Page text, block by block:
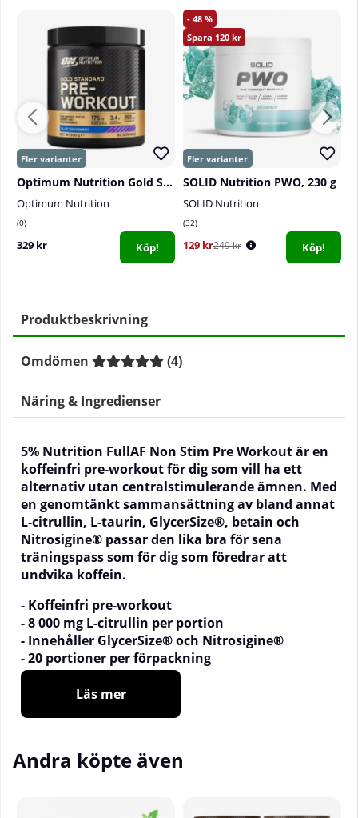
Optimum Nutrition Gold Standard Pre-Workout, 330 g
Optimum Nutrition
0
329 kr Köp!
48
120
SOLID Nutrition PWO, 230 g
SOLID Nutrition
32
129 kr249 kr Köp!
Produktbeskrivning
Omdömen (4)
Näring & Ingredienser
5% Nutrition FullAF Non Stim Pre Workout är en
koffeinfri pre-workout för dig som vill ha ett
alternativ utan centralstimulerande ämnen. Med
en genomtänkt sammansättning av bland annat
L-citrullin, L-taurin, GlycerSize®, betain och
Nitrosigine® passar den lika bra för sena
träningspass som för dig som föredrar att
undvika koffein.
- Koffeinfri pre-workout
- 8 000 mg L-citrullin per portion
- Innehåller GlycerSize® och Nitrosigine®
- 20 portioner per förpackning
- Passar även för sena träningspass
tillsammans med 2 000 mg L-taurin, 2 000 mg
kompletteras dessutom med 750 mg Nitrosigine®,
ett patenterat inositolstabiliserat argininsilikat som
workout. Kombinationen av noggrant utvalda
Läs mer
Andra köpte även